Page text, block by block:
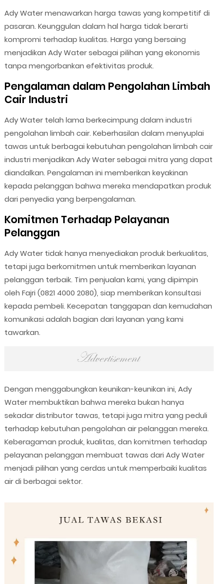
Ady Water menawarkan harga tawas yang kompetitif di
pasaran. Keunggulan dalam hal harga tidak berarti
kompromi terhadap kualitas. Harga yang bersaing
menjadikan Ady Water sebagai pilihan yang ekonomis
tanpa mengorbankan efektivitas produk.
Pengalaman dalam Pengolahan Limbah
Cair Industri
Ady Water telah lama berkecimpung dalam industri
pengolahan limbah cair. Keberhasilan dalam menyuplai
tawas untuk berbagai kebutuhan pengolahan limbah cair
industri menjadikan Ady Water sebagai mitra yang dapat
diandalkan. Pengalaman ini memberikan keyakinan
kepada pelanggan bahwa mereka mendapatkan produk
dari penyedia yang berpengalaman.
Komitmen Terhadap Pelayanan
Pelanggan
Ady Water tidak hanya menyediakan produk berkualitas,
tetapi juga berkomitmen untuk memberikan layanan
pelanggan terbaik. Tim penjualan kami, yang dipimpin
oleh Fajri (0821 4000 2080), siap memberikan konsultasi
kepada pembeli. Kecepatan tanggapan dan kemudahan
komunikasi adalah bagian dari layanan yang kami
tawarkan.
Dengan menggabungkan keunikan-keunikan ini, Ady
Water membuktikan bahwa mereka bukan hanya
sekadar distributor tawas, tetapi juga mitra yang peduli
terhadap kebutuhan pengolahan air pelanggan mereka.
Keberagaman produk, kualitas, dan komitmen terhadap
pelayanan pelanggan membuat tawas dari Ady Water
menjadi pilihan yang cerdas untuk memperbaiki kualitas
air di berbagai sektor.